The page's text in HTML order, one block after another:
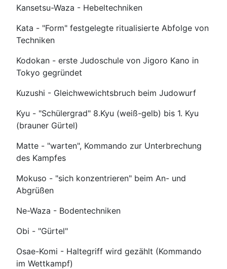
Kansetsu-Waza - Hebeltechniken
Kata - "Form" festgelegte ritualisierte Abfolge von
Techniken
Kodokan - erste Judoschule von Jigoro Kano in
Tokyo gegründet
Kuzushi - Gleichwewichtsbruch beim Judowurf
Kyu - "Schülergrad" 8.Kyu (weiß-gelb) bis 1. Kyu
(brauner Gürtel)
Matte - "warten", Kommando zur Unterbrechung
des Kampfes
Mokuso - "sich konzentrieren" beim An- und
Abgrüßen
Ne-Waza - Bodentechniken
Obi - "Gürtel"
Osae-Komi - Haltegriff wird gezählt (Kommando
im Wettkampf)